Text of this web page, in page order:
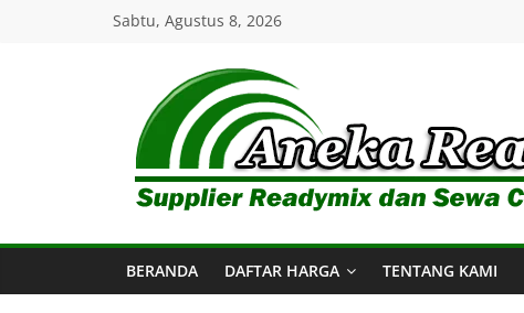
Sabtu, Agustus 8, 2026
Aneka
Readymix
Pusat
Penjualan
BERANDA DAFTAR HARGA TENTANG KAMI